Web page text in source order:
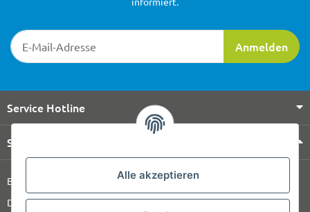
Alle akzeptieren
Newsletter-Registrierung
Anmelden
Service Hotline
Shop Service
Barrierefreiheitserklärung
Datenschutz